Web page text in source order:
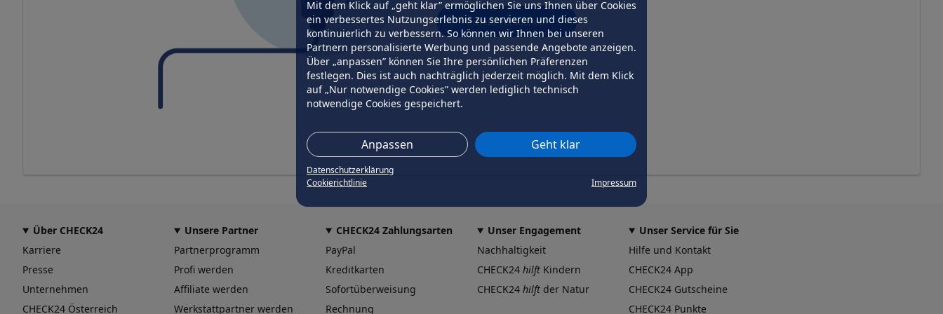
Mit dem Klick auf „geht klar” ermöglichen Sie uns Ihnen über Cookies
ein verbessertes Nutzungserlebnis zu servieren und dieses
kontinuierlich zu verbessern. So können wir Ihnen bei unseren
Partnern personalisierte Werbung und passende Angebote anzeigen.
Über „anpassen” können Sie Ihre persönlichen Präferenzen
festlegen. Dies ist auch nachträglich jederzeit möglich. Mit dem Klick
auf „Nur notwendige Cookies” werden lediglich technisch
notwendige Cookies gespeichert.
Anpassen Geht klar
Datenschutzerklärung
Cookierichtlinie
Impressum
erneut versuchen
Über CHECK24
Karriere
Presse
Unternehmen
CHECK24 Österreich
Unsere Partner
Partnerprogramm
Profi werden
Affiliate werden
Werkstattpartner werden
CHECK24 Zahlungsarten
PayPal
Kreditkarten
Sofortüberweisung
Rechnung
Unser Engagement
Nachhaltigkeit
CHECK24 hilft Kindern
CHECK24 hilft der Natur
Unser Service für Sie
Hilfe und Kontakt
CHECK24 App
CHECK24 Gutscheine
CHECK24 Punkte